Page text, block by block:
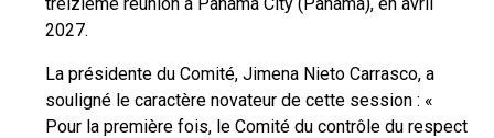
2027.
La présidente du Comité, Jimena Nieto Carrasco, a
souligné le caractère novateur de cette session : «
Pour la première fois, le Comité du contrôle du respect